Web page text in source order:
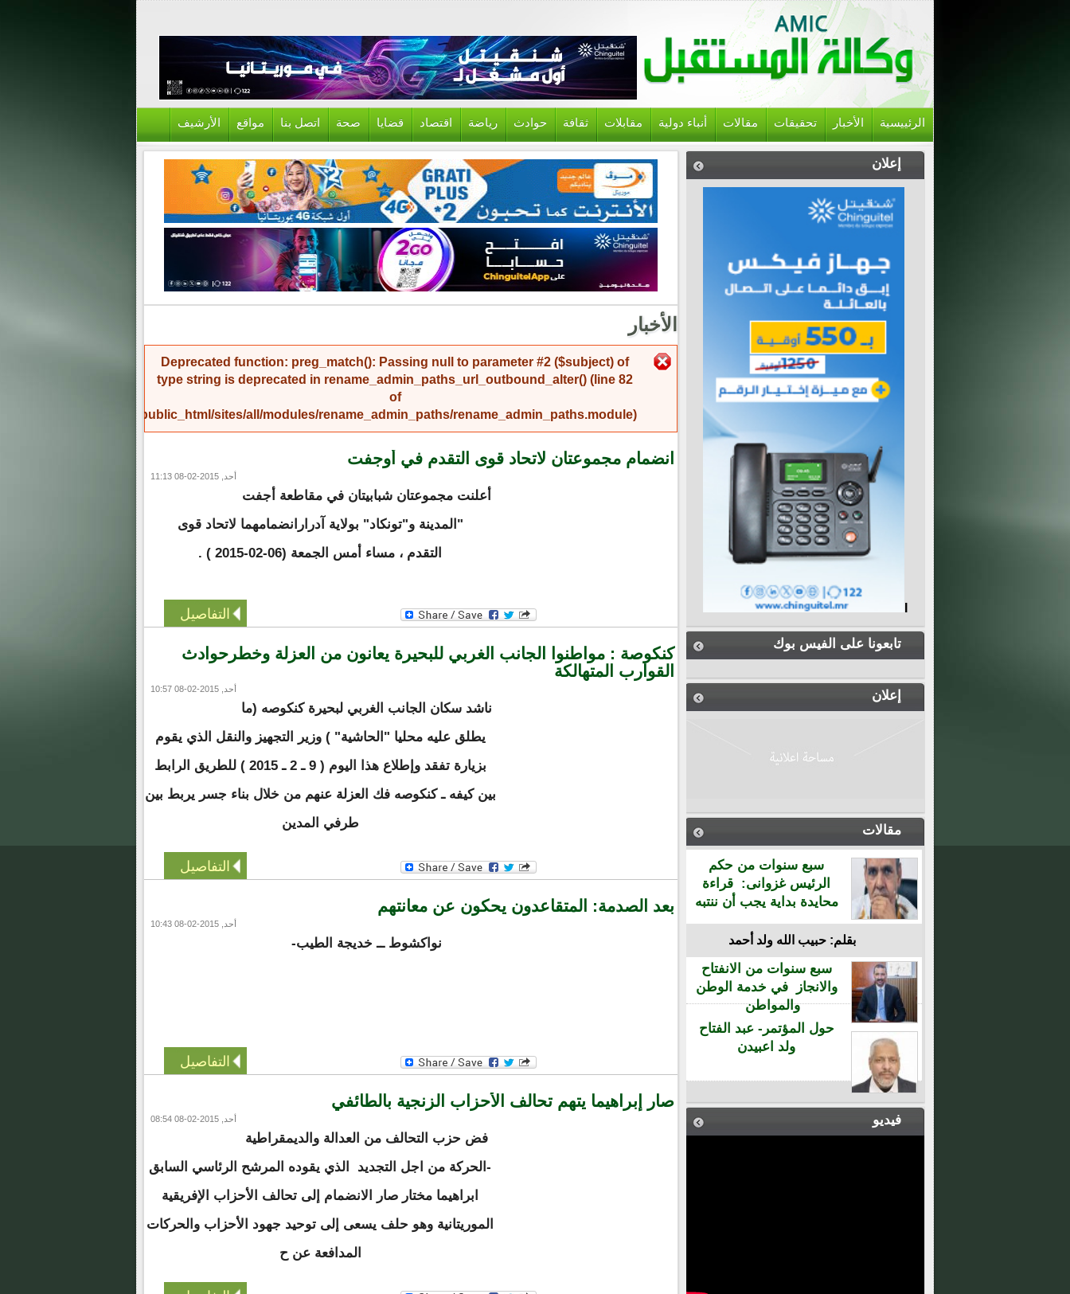
الرئييسية الأخبار تحقيقات مقالات أنباء دولية مقابلات ثقافة حوادث رياضة اقتصاد قضايا صحة اتصل بنا مواقع الأرشيف
إعلان
تابعونا على الفيس بوك
إعلان
مقالات
سبع سنوات من حكم
الرئيس غزوانى: قراءة
محايدة بداية يجب أن ننتبه
بقلم: حبيب الله ولد أحمد
سبع سنوات من الانفتاح
والانجاز في خدمة الوطن
والمواطن
حول المؤتمر- عبد الفتاح
ولد اعبيدن
فيديو
الأخبار
رسالة الخطأ Deprecated function: preg_match(): Passing null to parameter #2 ($subject) of
type string is deprecated in rename_admin_paths_url_outbound_alter() (line 82
of
/home/amicinf1/public_html/sites/all/modules/rename_admin_paths/rename_admin_paths.module).
انضمام مجموعتان لاتحاد قوى التقدم في أوجفت
أحد, 2015-02-08 11:13
أعلنت مجموعتان شبابيتان في مقاطعة أجفت
"المدينة و"تونكاد" بولاية آدرارانضمامهما لاتحاد قوى
التقدم ، مساء أمس الجمعة (06-02-2015 ) .
التفاصيل
كنكوصة : مواطنوا الجانب الغربي للبحيرة يعانون من العزلة وخطرحوادث
القوارب المتهالكة
أحد, 2015-02-08 10:57
ناشد سكان الجانب الغربي لبحيرة كنكوصه (ما
يطلق عليه محليا "الحاشية" ) وزير التجهيز والنقل الذي يقوم
بزيارة تفقد وإطلاع هذا اليوم ( 9 ـ 2 ـ 2015 ) للطريق الرابط
بين كيفه ـ كنكوصه فك العزلة عنهم من خلال بناء جسر يربط بين
طرفي المدين
التفاصيل
بعد الصدمة: المتقاعدون يحكون عن معانتهم
أحد, 2015-02-08 10:43
نواكشوط ــ خديجة الطيب-
التفاصيل
صار إبراهيما يتهم تحالف الأحزاب الزنجية بالطائفي
أحد, 2015-02-08 08:54
فض حزب التحالف من العدالة والديمقراطية
-الحركة من اجل التجديد الذي يقوده المرشح الرئاسي السابق
ابراهيما مختار صار الانضمام إلى تحالف الأحزاب الإفريقية
الموريتانية وهو حلف يسعى إلى توحيد جهود الأحزاب والحركات
المدافعة عن ح